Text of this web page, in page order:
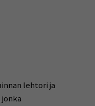
lehtori ja